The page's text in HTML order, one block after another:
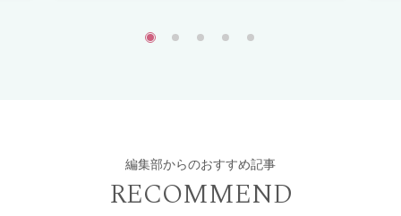
編集部からのおすすめ記事
RECOMMEND